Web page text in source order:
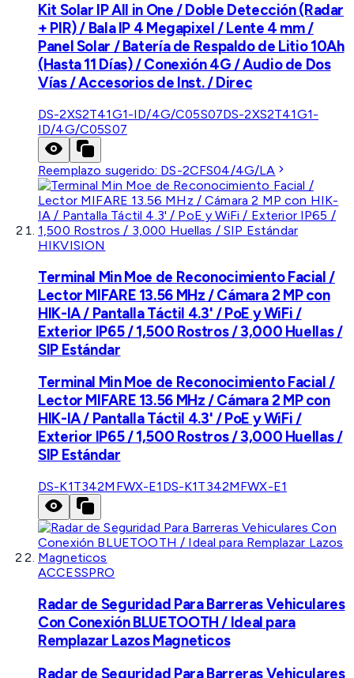
Kit Solar IP All in One / Doble Detección (Radar
+ PIR) / Bala IP 4 Megapixel / Lente 4 mm /
Panel Solar / Batería de Respaldo de Litio 10Ah
(Hasta 11 Días) / Conexión 4G / Audio de Dos
Vías / Accesorios de Inst. / Direc
DS-2XS2T41G1-ID/4G/C05S07DS-2XS2T41G1-
ID/4G/C05S07
Reemplazo sugerido: DS-2CFS04/4G/LA
HIKVISION
Terminal Min Moe de Reconocimiento Facial /
Lector MIFARE 13.56 MHz / Cámara 2 MP con
HIK-IA / Pantalla Táctil 4.3' / PoE y WiFi /
Exterior IP65 / 1,500 Rostros / 3,000 Huellas /
SIP Estándar
Terminal Min Moe de Reconocimiento Facial /
Lector MIFARE 13.56 MHz / Cámara 2 MP con
HIK-IA / Pantalla Táctil 4.3' / PoE y WiFi /
Exterior IP65 / 1,500 Rostros / 3,000 Huellas /
SIP Estándar
DS-K1T342MFWX-E1 DS-K1T342MFWX-E1
ACCESSPRO
Radar de Seguridad Para Barreras Vehiculares
Con Conexión BLUETOOTH / Ideal para
Remplazar Lazos Magneticos
Radar de Seguridad Para Barreras Vehiculares